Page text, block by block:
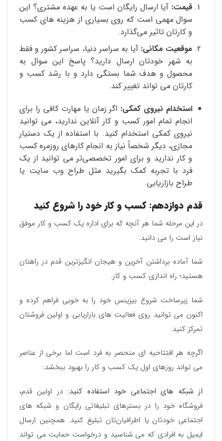
قیمت: آیا ارسال رایگان است یا به عهده مشتری؟ این
سوال مهمی است که روی بسیاری از هزینه های کسب
و کارتان تاثیر می‌گذارد.
موقعیت مکانی: آیا به سراسر دنیا، سراسر کشور و فقط
به شهر خودتان ارسال دارید؟ پاسخ این سوال به
محصول و هدف شما بستگی دارد و با رشد کسب و
کارتان می تواند تغییر کند.
استخدام نیروی کمکی: اگر زمان یا مهارت کافی را برای
انجام تمام امور کسب و کار آنلاین ندارید، می توانید
نیروی کمکی استخدام کنید. با استفاده از یک دستیار
مجازی، دیگر شخصاً نیاز به انجام کارهای روزمره کسب
و کار ندارید و برای امور تخصصی‌تر می توانید از یک
فرد با تجربه کمک بگیرید مثل طراح وب سایت یا
طراح بازاریابی.
قدم دوازدهم: کسب و کار خود را شروع کنید
در این مرحله شما هر آنچه که برای اداره یک کسب و کار موفق
نیاز است را می دانید.
شما آماده برداشتن آخرین و هیجان انگیزترین قدم در راهتان
هستید؛ راه اندازی کسب و کار.
شما زیرساخت شروع بیزینس خود را به خوبی فراهم کرده و
اکنون می توانید روی فعالیت های بازاریابی و اولین فروشتان
تمرکز کنید.
اگرچه هر افتتاحیه ای منحصر به فرد است اما برخی از عناصر
می تواند روزهای اول یک کسب و کار را بهبود ببخشد:
از شبکه های اجتماعی خود استفاده کنید: در اولین قدم،
فروشگاه خود را در بسترهای تبلیغاتی رایگان و شبکه های
اجتماعی خودتان یا اطرافیان‌تان تبلیغ کنید. همچنین ارسال
ایمیل به افرادی که می شناسید و درخواست حمایت می تواند